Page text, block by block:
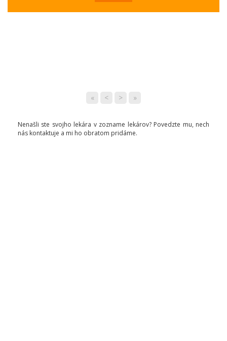
« < > »
Nenašli ste svojho lekára v zozname lekárov? Povedzte mu, nech
nás kontaktuje a mi ho obratom pridáme.